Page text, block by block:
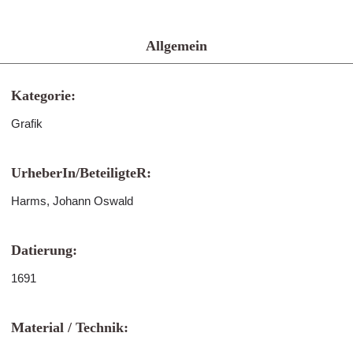
Allgemein
Kategorie:
Grafik
UrheberIn/BeteiligteR:
Harms, Johann Oswald
Datierung:
1691
Material / Technik: